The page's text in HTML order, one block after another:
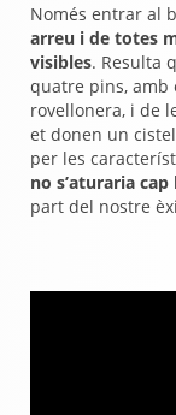
Només entrar al
arreu i de totes
visibles. Resulta
quatre pins, amb
rovellonera, i de
et donen un
per les
no s’aturaria
part del nostre